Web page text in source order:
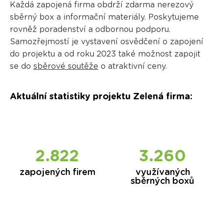
Každá zapojená firma obdrží zdarma nerezový
sběrný box a informační materiály. Poskytujeme
rovněž poradenství a odbornou podporu.
Samozřejmostí je vystavení osvědčení o zapojení
do projektu a od roku 2023 také možnost zapojit
se do sběrové soutěže o atraktivní ceny.
Aktuální statistiky projektu Zelená firma:
2.856
zapojených firem
3.323
využívaných
sběrných boxů